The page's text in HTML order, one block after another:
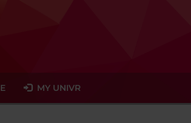
MY UNIVR